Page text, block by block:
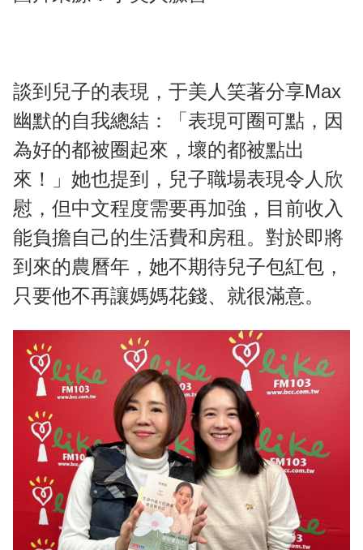
談到兒子的表現，于美人笑著分享Max
幽默的自我總結：「表現可圈可點，因
為好的都被圈起來，壞的都被點出
來！」她也提到，兒子職場表現令人欣
慰，但中文程度需要再加強，目前收入
能負擔自己的生活費和房租。對於即將
到來的農曆年，她不期待兒子包紅包，
只要他不再讓媽媽花錢、就很滿意。